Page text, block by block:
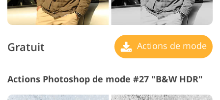
Gratuit Actions de mode
Actions Photoshop de mode #27 "B&W HDR"